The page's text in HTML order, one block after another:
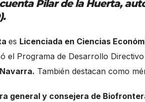
Pilar de la Huerta,
es Licenciada en Ciencias
el Programa de Desarrollo
También destacan como
general y consejera de